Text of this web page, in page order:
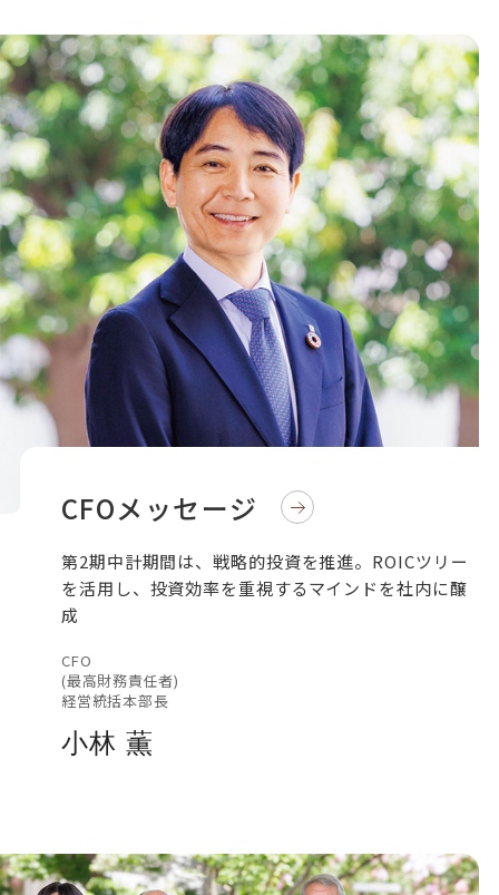
CFOメッセージ
第2期中計期間は、戦略的投資を推進。ROICツリー
を活用し、投資効率を重視するマインドを社内に醸
成
CFO
(最高財務責任者)
経営統括本部長
小林 薫